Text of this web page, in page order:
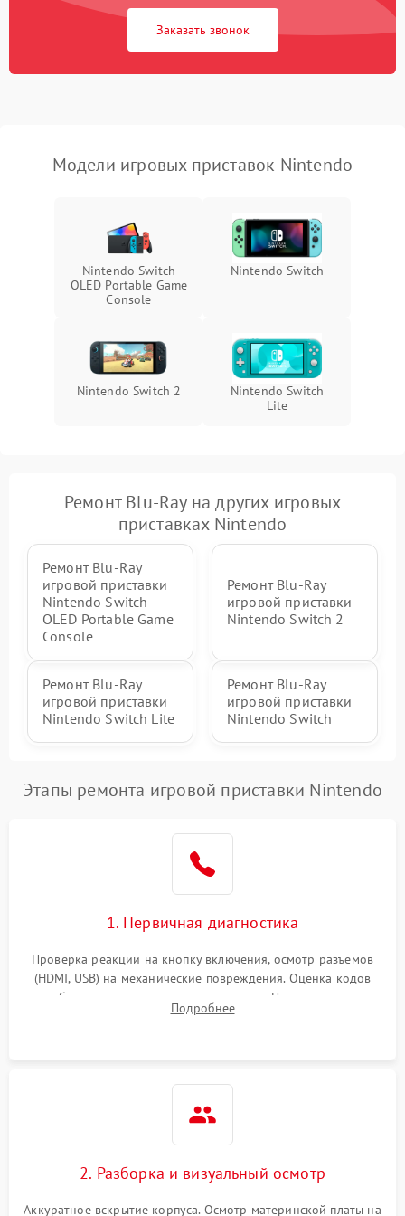
Заказать звонок
Модели игровых приставок Nintendo
Nintendo Switch
OLED Portable Game
Console
Nintendo Switch
Nintendo Switch 2
Nintendo Switch
Lite
Ремонт Blu-Ray на других игровых
приставках Nintendo
Ремонт Blu-Ray
игровой приставки
Nintendo Switch
OLED Portable Game
Console
Ремонт Blu-Ray
игровой приставки
Nintendo Switch 2
Ремонт Blu-Ray
игровой приставки
Nintendo Switch Lite
Ремонт Blu-Ray
игровой приставки
Nintendo Switch
Этапы ремонта игровой приставки Nintendo
1. Первичная диагностика
Проверка реакции на кнопку включения, осмотр разъемов
(HDMI, USB) на механические повреждения. Оценка кодов
ошибок на экране или по индикаторам. Проверка чтения
дисков, работы геймпадов и наличия гарантийных пломб.
Подробнее
2. Разборка и визуальный осмотр
Аккуратное вскрытие корпуса. Осмотр материнской платы на